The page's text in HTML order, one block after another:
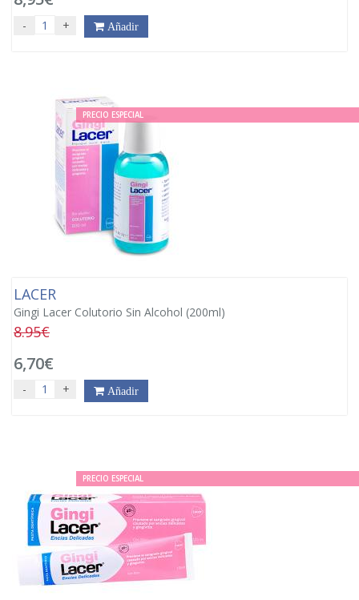
- + Añadir
PRECIO ESPECIAL
LACER
Gingi Lacer Colutorio Sin Alcohol (200ml)
8.95€
6,70€
- + Añadir
PRECIO ESPECIAL